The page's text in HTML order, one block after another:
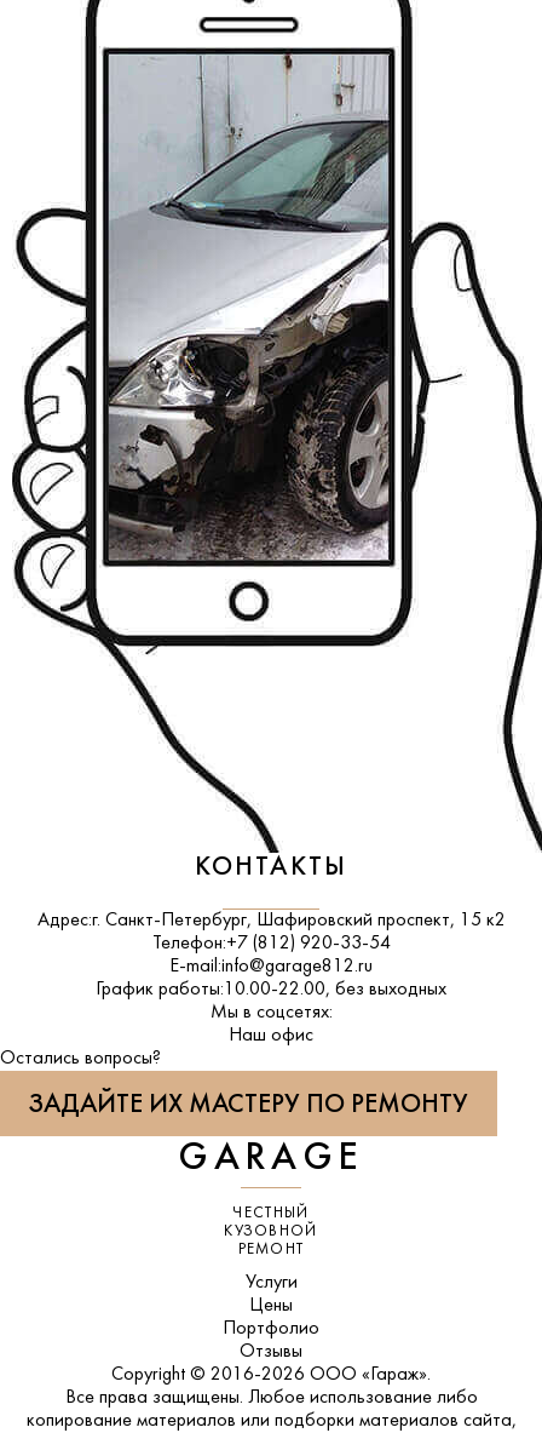
КОНТАКТЫ
Адрес:г. Санкт-Петербург, Шафировский проспект, 15 к2
Телефон:+7 (812) 920-33-54
E-mail:info@garage812.ru
График работы: 10.00-22.00, без выходных
Мы в соцсетях:
ВКонтакте
Наш офис
Остались вопросы?
ЗАДАЙТЕ ИХ МАСТЕРУ ПО РЕМОНТУ
GARAGE
ЧЕСТНЫЙ
КУЗОВНОЙ
РЕМОНТ
Услуги
Цены
Портфолио
Отзывы
Copyright © 2016-2026 ООО «Гараж».
Все права защищены. Любое использование либо
копирование материалов или подборки материалов сайта,